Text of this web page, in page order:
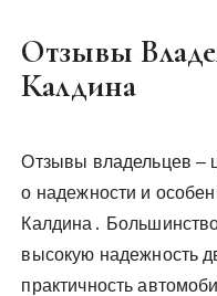
Отзывы
Калдина
Отзывы владельцев –
о надежности и
Калдина․
высокую надежность
практичность